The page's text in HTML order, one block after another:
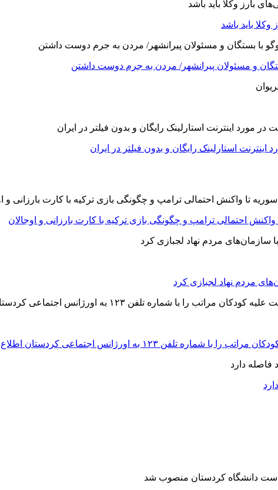
باید باشد
استارلینک رایگان و بدون فیلتر در ایران
احتمالی ترامپ و چگونگی بازی ترکیه با کارت بارزانی و اوجالان
مردم نهاد لجبازی کرد
به اورژانس اجتماعی کردستان اطلاع دهند